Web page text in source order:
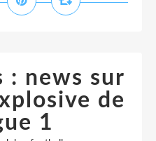
: news sur
de
1